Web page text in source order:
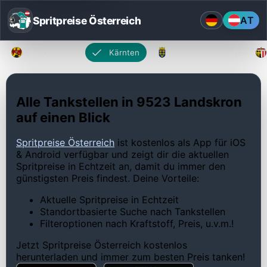
Spritpreise Österreich AT
Kärnten
Alle Tankstellen in 9523 Landskron
auf einen Blick
Spritpreise Österreich ist kostenlos als App für iOS
& Android verfügbar und zeigt dir die aktuellen
Spritpreise in Echtzeit an, damit du immer den
günstigsten Preis findest. Deine Vorteile:
Aktuelle Spritpreise in Echtzeit
Standortbasierte Suche nach Tankstellen
Filteroptionen nach Kraftstoff, Preis, u.v.m.!
Jetzt Spritpreise Österreich kostenlos
herunterladen und immer zum besten Preis tanken!